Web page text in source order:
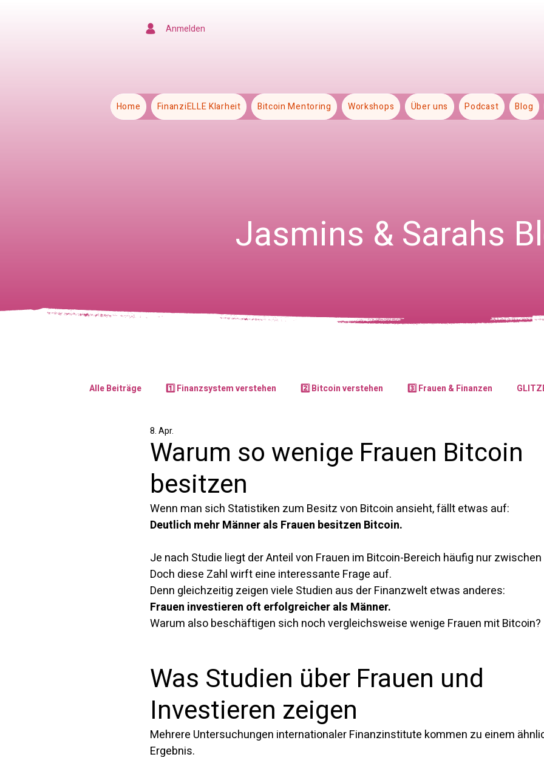
Anmelden
Home FinanziELLE Klarheit Bitcoin Mentoring Workshops Über uns Podcast Blog
Jasmins & Sarahs
Alle Beiträge 1️⃣ Finanzsystem verstehen 2️⃣ Bitcoin verstehen 3️⃣ Frauen & Finanzen
Warum so wenige Frauen Bitcoin
besitzen
8. Apr.
Wenn man sich Statistiken zum Besitz von Bitcoin ansieht, fällt etwas auf:
Deutlich mehr Männer als Frauen besitzen Bitcoin.
Je nach Studie liegt der Anteil von Frauen im Bitcoin-Bereich häufig nur zwischen
Doch diese Zahl wirft eine interessante Frage auf.
Denn gleichzeitig zeigen viele Studien aus der Finanzwelt etwas anderes:
Frauen investieren oft erfolgreicher als Männer.
Warum also beschäftigen sich noch vergleichsweise wenige Frauen mit Bitcoin?
Was Studien über Frauen und
Investieren zeigen
Mehrere Untersuchungen internationaler Finanzinstitute kommen zu einem
Ergebnis.